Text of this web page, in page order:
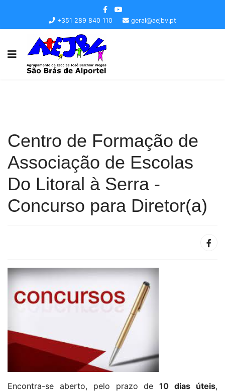
+351 289 840 110 geral@aejbv.pt
Centro de Formação de
Associação de Escolas
Do Litoral à Serra -
Concurso para Diretor(a)
Encontra-se aberto, pelo prazo de10 dias úteis,